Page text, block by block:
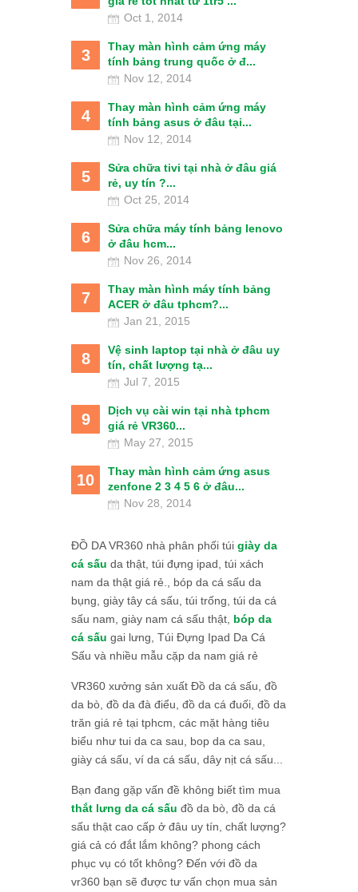
Oct 1, 2014
3
Thay màn hình cảm ứng máy
tính bảng trung quốc ở đ...
Nov 12, 2014
4
Thay màn hình cảm ứng máy
tính bảng asus ở đâu tại...
Nov 12, 2014
5
Sửa chữa tivi tại nhà ở đâu giá
rẻ, uy tín ?...
Oct 25, 2014
6
Sửa chữa máy tính bảng lenovo
ở đâu hcm...
Nov 26, 2014
7
Thay màn hình máy tính bảng
ACER ở đâu tphcm?...
Jan 21, 2015
8
Vệ sinh laptop tại nhà ở đâu uy
tín, chất lượng tạ...
Jul 7, 2015
9
Dịch vụ cài win tại nhà tphcm
giá rẻ VR360...
May 27, 2015
10
Thay màn hình cảm ứng asus
zenfone 2 3 4 5 6 ở đâu...
Nov 28, 2014
ĐỒ DA VR360 nhà phân phối túi giày da
cá sấu da thật, túi đựng ipad, túi xách
nam da thật giá rẻ., bóp da cá sấu da
bụng, giày tây cá sấu, túi trống, túi da cá
sấu nam, giày nam cá sấu thật, bóp da
cá sấu gai lưng, Túi Đựng Ipad Da Cá
Sấu và nhiều mẫu cặp da nam giá rẻ
VR360 xưởng sản xuất Đồ da cá sấu, đồ
da bò, đồ da đà điểu, đồ da cá đuối, đồ da
trăn giá rẻ tại tphcm, các mặt hàng tiêu
biểu như tui da ca sau, bop da ca sau,
giày cá sấu, ví da cá sấu, dây nịt cá sấu...
Bạn đang gặp vấn đề không biết tìm mua
thắt lưng da cá sấu đồ da bò, đồ da cá
sấu thật cao cấp ở đâu uy tín, chất lượng?
giá cả có đắt lắm không? phong cách
phục vụ có tốt không? Đến với đồ da
vr360 bạn sẽ được tư vấn chọn mua sản